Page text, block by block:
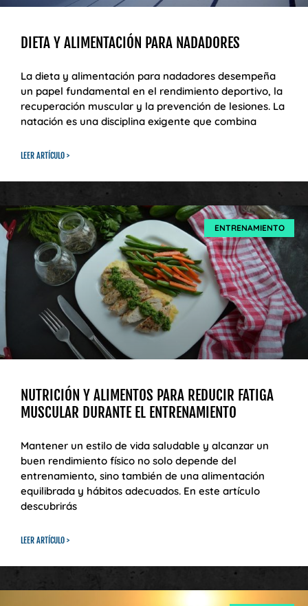
DIETA Y ALIMENTACIÓN PARA NADADORES
La dieta y alimentación para nadadores desempeña
un papel fundamental en el rendimiento deportivo, la
recuperación muscular y la prevención de lesiones. La
natación es una disciplina exigente que combina
LEER ARTÍCULO >
ENTRENAMIENTO
NUTRICIÓN Y ALIMENTOS PARA REDUCIR FATIGA
MUSCULAR DURANTE EL ENTRENAMIENTO
Mantener un estilo de vida saludable y alcanzar un
buen rendimiento físico no solo depende del
entrenamiento, sino también de una alimentación
equilibrada y hábitos adecuados. En este artículo
descubrirás
LEER ARTÍCULO >